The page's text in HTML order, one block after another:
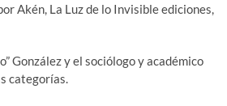
Akén, La Luz de lo Invisible ediciones,
González y el sociólogo y académico
categorías.